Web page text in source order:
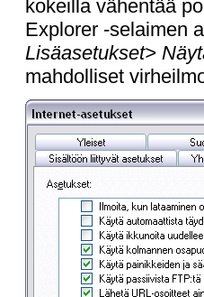
kokeilla vähentää
Explorer -selaimen
Lisäasetukset>
mahdolliset